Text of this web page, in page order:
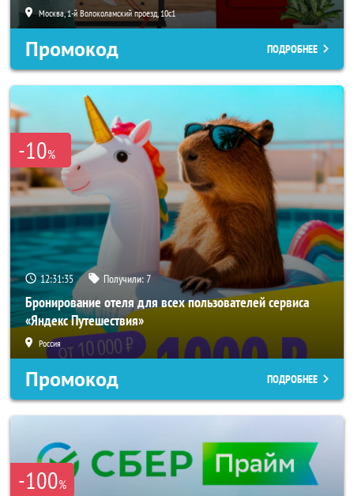
Москва, 1-й Волоколамский проезд, 10с1
Промокод ПОДРОБНЕЕ
-10%
12:31:33 Получили:7
Бронирование отеля для всех пользователей сервиса
«Яндекс Путешествия»
Россия
Промокод ПОДРОБНЕЕ
-100%